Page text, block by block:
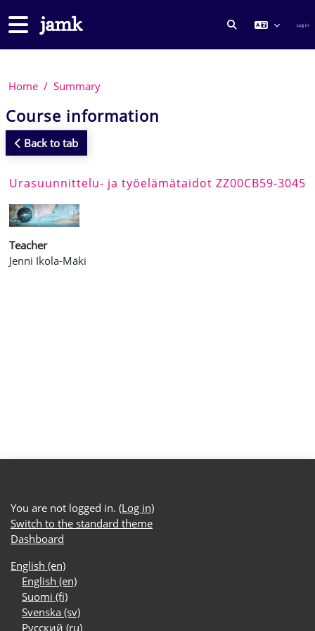
Side panel
TOGGLE Log in
Home Summary
Course information
Back to tab
Urasuunnittelu- ja työelämätaidot ZZ00CB59-3045
Teacher
Jenni Ikola-Mäki
You are not logged in. (Log in)
Switch to the standard theme
Dashboard
English ‎(en)‎
English ‎(en)‎
Suomi ‎(fi)‎
Svenska ‎(sv)‎
Русский ‎(ru)‎